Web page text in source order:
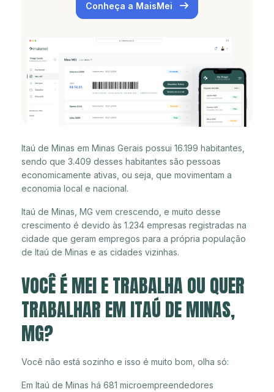
Conheça a MaisMei
Itaú de Minas em Minas Gerais possui 16.199 habitantes,
sendo que 3.409 desses habitantes são pessoas
economicamente ativas, ou seja, que movimentam a
economia local e nacional.
Itaú de Minas, MG vem crescendo, e muito desse
crescimento é devido às 1.234 empresas registradas na
cidade que geram empregos para a própria população
de Itaú de Minas e as cidades vizinhas.
VOCÊ É MEI E TRABALHA OU QUER
TRABALHAR EM ITAÚ DE MINAS,
MG?
Você não está sozinho e isso é muito bom, olha só:
Em Itaú de Minas há 681 microempreendedores